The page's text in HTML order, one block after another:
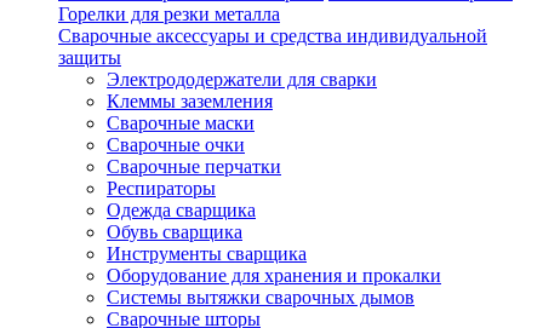
Горелки для резки металла
Сварочные аксессуары и средства индивидуальной
защиты
Электрододержатели для сварки
Клеммы заземления
Сварочные маски
Сварочные очки
Сварочные перчатки
Респираторы
Одежда сварщика
Обувь сварщика
Инструменты сварщика
Оборудование для хранения и прокалки
Системы вытяжки сварочных дымов
Сварочные шторы